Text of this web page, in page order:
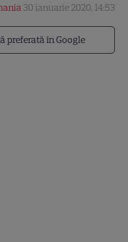
preferată în Google
30 ianuarie 2020, 14:53